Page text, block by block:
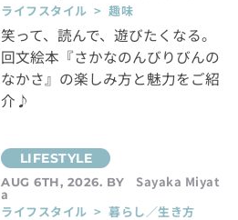
ライフスタイル > 趣味
笑って、読んで、遊びたくなる。
回文絵本『さかなのんびりびんの
なかさ』の楽しみ方と魅力をご紹
介♪
AUG 6TH, 2026. BY Sayaka Miyat
a
ライフスタイル > 暮らし／生き方